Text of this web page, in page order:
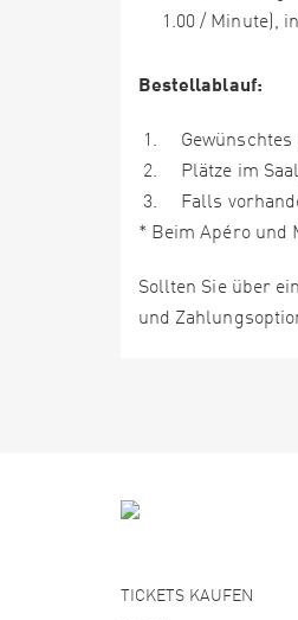
1.00 / Minute),
Bestellablauf:
Gewünschtes
Plätze im
Falls
* Beim Apéro und
Sollten Sie über
und
TICKETS KAUFEN